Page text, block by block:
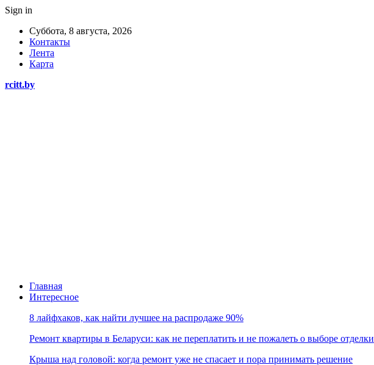
Sign in
Суббота, 8 августа, 2026
Контакты
Лента
Карта
rcitt.by
Главная
Интересное
8 лайфхаков, как найти лучшее на распродаже 90%
Ремонт квартиры в Беларуси: как не переплатить и не пожалеть о выборе отделки
Крыша над головой: когда ремонт уже не спасает и пора принимать решение